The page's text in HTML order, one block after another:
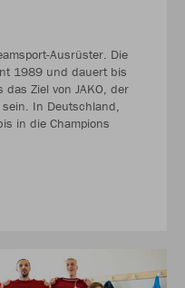
Ausrüster. Die
1989 und dauert bis
Ziel von JAKO, der
In Deutschland,
in die Champions